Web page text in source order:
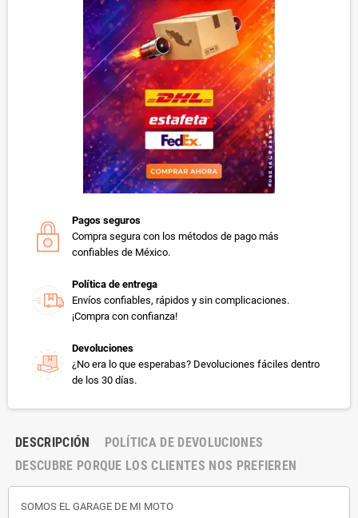
Pagos seguros
Compra segura con los métodos de pago más
confiables de México.
Política de entrega
Envíos confiables, rápidos y sin complicaciones.
¡Compra con confianza!
Devoluciones
¿No era lo que esperabas? Devoluciones fáciles dentro
de los 30 días.
DESCRIPCIÓN
POLÍTICA DE DEVOLUCIONES
DESCUBRE PORQUE LOS CLIENTES NOS PREFIEREN
SOMOS EL GARAGE DE MI MOTO